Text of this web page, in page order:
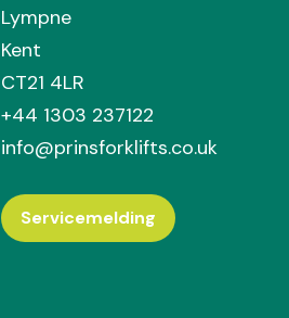
Lympne
Kent
CT21 4LR
+44 1303 237122
info@prinsforklifts.co.uk
Servicemelding